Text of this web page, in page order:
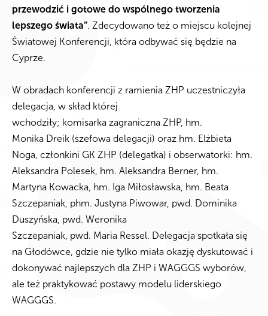
przewodzić i gotowe do wspólnego tworzenia
lepszego świata”. Zdecydowano też o miejscu kolejnej
Światowej Konferencji, która odbywać się będzie na
Cyprze.
W obradach konferencji z ramienia ZHP uczestniczyła
delegacja, w skład której
wchodziły; komisarka zagraniczna ZHP, hm.
Monika Dreik (szefowa delegacji) oraz hm. Elżbieta
Noga, członkini GK ZHP (delegatka) i obserwatorki: hm.
Aleksandra Polesek, hm. Aleksandra Berner, hm.
Martyna Kowacka, hm. Iga Miłosławska, hm. Beata
Szczepaniak, phm. Justyna Piwowar, pwd. Dominika
Duszyńska, pwd. Weronika
Szczepaniak, pwd. Maria Ressel. Delegacja spotkała się
na Głodówce, gdzie nie tylko miała okazję dyskutować i
dokonywać najlepszych dla ZHP i WAGGGS wyborów,
ale też praktykować postawy modelu liderskiego
WAGGGS.